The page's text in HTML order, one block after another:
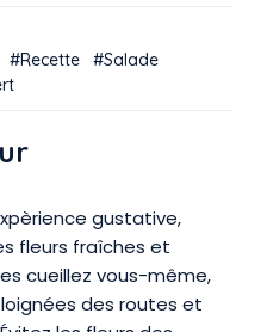
Recette
Salade
gustative,
fleurs fraîches et
cueillez vous-même,
des routes et